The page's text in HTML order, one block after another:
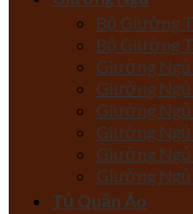
Bộ Giường
Bộ Giường
Giường
Giường
Giường Ngủ
Giường Ngủ
Giường
Giường Ngủ
Tủ Quần Áo